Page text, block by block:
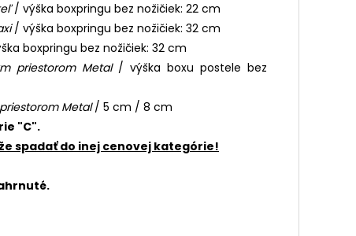
/ výška boxpringu bez nožičiek: 22 cm
/ výška boxpringu bez nožičiek: 32 cm
boxpringu bez nožičiek: 32 cm
priestorom Metal/ výška boxu postele bez
Metal/ 5 cm / 8 cm
"C".
spadať do inej cenovej kategórie!